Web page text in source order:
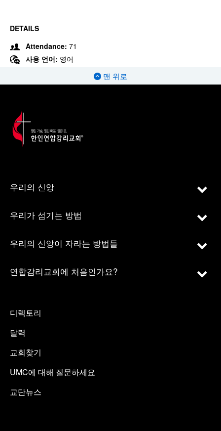
DETAILS
Attendance: 71
사용 언어: 영어
맨 위로
우리의 신앙
우리가 섬기는 방법
우리의 신앙이 자라는 방법들
연합감리교회에 처음인가요?
디렉토리
달력
교회찾기
UMC에 대해 질문하세요
교단뉴스